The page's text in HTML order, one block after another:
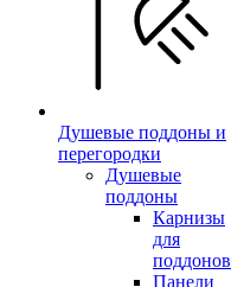
Душевые поддоны и
перегородки
Душевые
поддоны
Карнизы
для
поддонов
Панели